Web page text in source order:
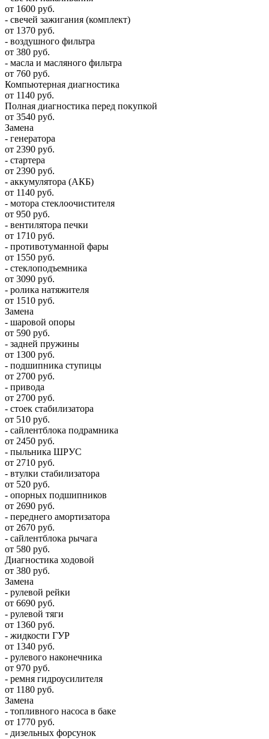
от 1600 руб.
- свечей зажигания (комплект)
от 1370 руб.
- воздушного фильтра
от 380 руб.
- масла и масляного фильтра
от 760 руб.
Компьютерная диагностика
от 1140 руб.
Полная диагностика перед покупкой
от 3540 руб.
Замена
- генератора
от 2390 руб.
- стартера
от 2390 руб.
- аккумулятора (АКБ)
от 1140 руб.
- мотора стеклоочистителя
от 950 руб.
- вентилятора печки
от 1710 руб.
- противотуманной фары
от 1550 руб.
- стеклоподъемника
от 3090 руб.
- ролика натяжителя
от 1510 руб.
Замена
- шаровой опоры
от 590 руб.
- задней пружины
от 1300 руб.
- подшипника ступицы
от 2700 руб.
- привода
от 2700 руб.
- стоек стабилизатора
от 510 руб.
- сайлентблока подрамника
от 2450 руб.
- пыльника ШРУС
от 2710 руб.
- втулки стабилизатора
от 520 руб.
- опорных подшипников
от 2690 руб.
- переднего амортизатора
от 2670 руб.
- сайлентблока рычага
от 580 руб.
Диагностика ходовой
от 380 руб.
Замена
- рулевой рейки
от 6690 руб.
- рулевой тяги
от 1360 руб.
- жидкости ГУР
от 1340 руб.
- рулевого наконечника
от 970 руб.
- ремня гидроусилителя
от 1180 руб.
Замена
- топливного насоса в баке
от 1770 руб.
- дизельных форсунок